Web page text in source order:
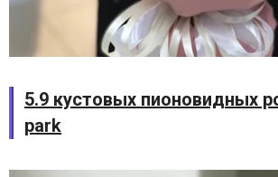
5.9 кустовых пионовидных
park